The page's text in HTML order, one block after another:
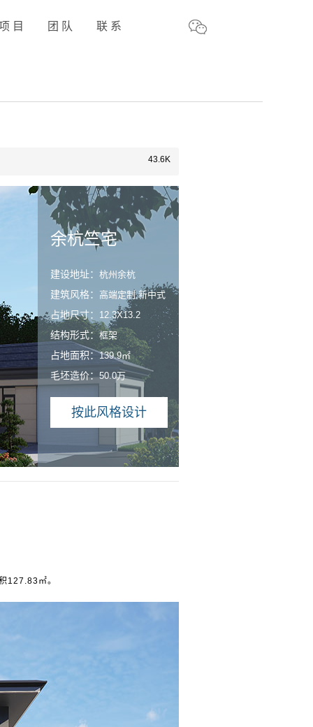
目 团 队 联 系
43.6K
余杭竺宅
建设地址：杭州余杭
建筑风格： 高端定制,新中式
占地尺寸： 12.3X13.2
结构形式：框架
占地面积：139.9㎡
毛坯造价：50.0万
按此风格设计
127.83㎡。